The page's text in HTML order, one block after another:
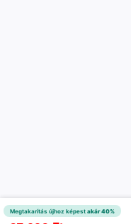
Megtakarítás újhoz képest akár 40%